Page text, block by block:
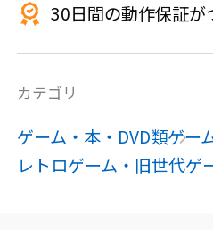
30日間の動作保証
カテゴリ
ゲーム・本・DVD類ゲー
レトロゲーム・旧世代ゲ